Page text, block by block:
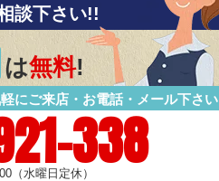
談下さい!!
は無料!
にご来店・お電話・メール下さい
338
（水曜日定休）